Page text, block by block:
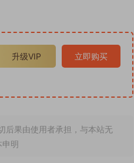
升级VIP 立即购买
后果由使用者承担，与本站无
明